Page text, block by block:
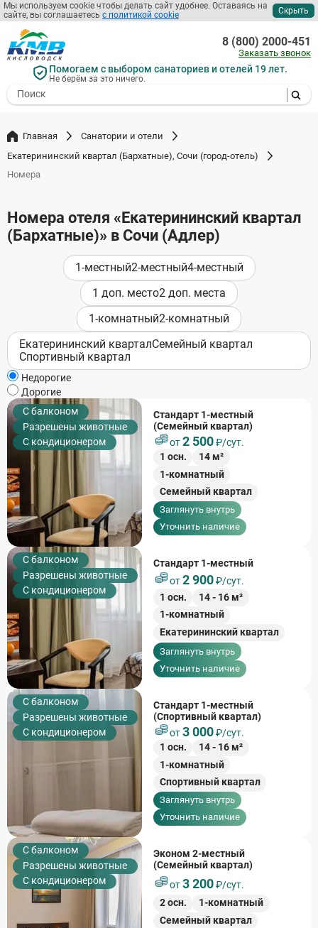
Мы используем cookie чтобы делать сайт удобнее. Оставаясь на
сайте, вы соглашаетесь с политикой cookie Скрыть
Перейти
основному
содержаниюПомогаем с выбором санаториев и отелей 19 лет.
Не берём за это ничего.
- I agree to the processing of my
8 (800) 2000-451
Заказать звонок
Главная
Санатории и отели
Екатерининский квартал (Бархатные), Сочи (город-отель)
Номера
Номера отеля «Екатерининский квартал
(Бархатные)» в Сочи (Адлер)
1-местный2-местный4-местный
1 доп. место2 доп. места
1-комнатный2-комнатный
Екатерининский кварталСемейный квартал
Спортивный квартал
Недорогие
Дорогие
C балконом
Разрешены животные
С кондиционером
Стандарт 1-местный
(Семейный квартал)
от2 500₽/сут.
1 осн. 14м²
1-комнатный
Семейный квартал
Заглянуть внутрь
Уточнить наличие
C балконом
Разрешены животные
С кондиционером
Стандарт 1-местный
от2 900₽/сут.
1 осн. 14- 16м²
1-комнатный
Екатерининский квартал
Заглянуть внутрь
Уточнить наличие
C балконом
Разрешены животные
С кондиционером
Стандарт 1-местный
(Спортивный квартал)
от3 000₽/сут.
1 осн. 14- 16м²
1-комнатный
Спортивный квартал
Заглянуть внутрь
Уточнить наличие
C балконом
Разрешены животные
С кондиционером
Эконом 2-местный
(Семейный квартал)
от3 200₽/сут.
2осн.
1-комнатный
Семейный квартал